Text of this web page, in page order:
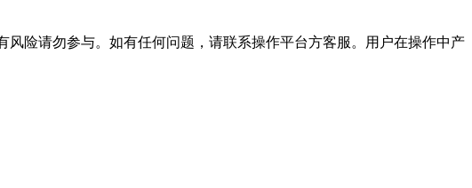
险请勿参与。如有任何问题，请联系操作平台方客服。用户在操作中产